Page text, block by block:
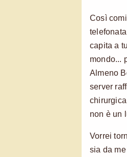
Così
capita a
mondo...
Almeno
server
non è un
Vorrei
sia da